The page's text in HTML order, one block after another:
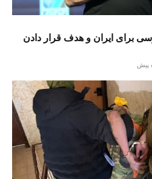
برای ایران و هدف قرار دادن